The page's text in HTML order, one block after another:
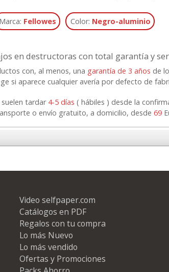
Marca: Fellowes Color: Negro-aluminio
en destructoras con total garantía y
con, al menos, una garantía de 3 años de
si aparece cualquier avería por defecto de
tardar 4-5 días ( hábiles ) desde la
o envío gratuito, a domicilio, desde69
Video selfpaper.com
Catálogos en PDF
Regalos con tu compra
Lo más Nuevo
Lo más vendido
Ofertas y Promociones